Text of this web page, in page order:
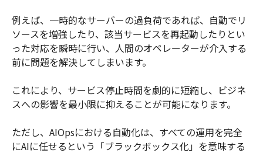
例えば、一時的なサーバーの過負荷であれば、自動でリ
ソースを増強したり、該当サービスを再起動したりとい
った対応を瞬時に行い、人間のオペレーターが介入する
前に問題を解決してしまいます。
これにより、サービス停止時間を劇的に短縮し、ビジネ
スへの影響を最小限に抑えることが可能になります。
ただし、AIOpsにおける自動化は、すべての運用を完全
にAIに任せるという「ブラックボックス化」を意味する